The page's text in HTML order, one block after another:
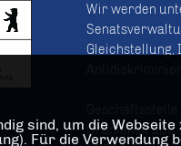
Wir werden
Gleichstellung,
Oranienstraße
sind, um die
Für die